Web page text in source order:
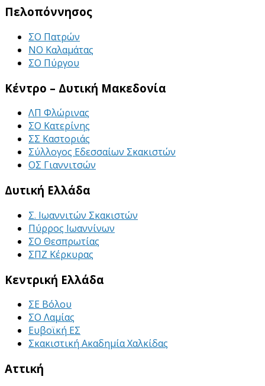
Πελοπόννησος
ΣΟ Πατρών
ΝΟ Καλαμάτας
ΣΟ Πύργου
Κέντρο – Δυτική Μακεδονία
ΛΠ Φλώρινας
ΣΟ Κατερίνης
ΣΣ Καστοριάς
Σύλλογος Εδεσσαίων Σκακιστών
ΟΣ Γιαννιτσών
Δυτική Ελλάδα
Σ. Ιωαννιτών Σκακιστών
Πύρρος Ιωαννίνων
ΣΟ Θεσπρωτίας
ΣΠΖ Κέρκυρας
Κεντρική Ελλάδα
ΣΕ Βόλου
ΣΟ Λαμίας
Ευβοϊκή ΕΣ
Σκακιστική Ακαδημία Χαλκίδας
Αττική